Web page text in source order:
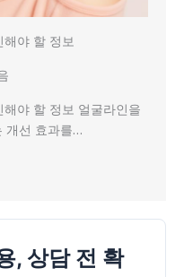
야 할 정보
야 할 정보 얼굴라인을
개선 효과를…
, 상담 전 확